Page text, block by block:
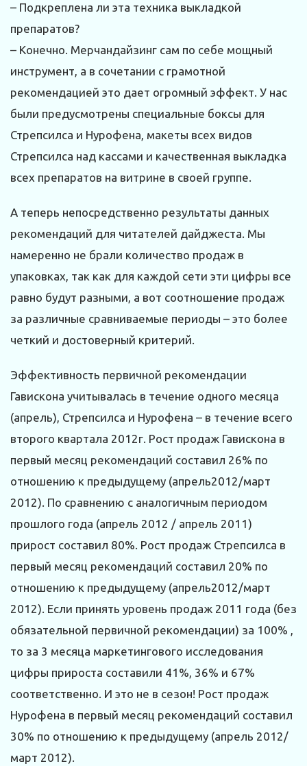
– Подкреплена ли эта техника выкладкой
препаратов?
– Конечно. Мерчандайзинг сам по себе мощный
инструмент, а в сочетании с грамотной
рекомендацией это дает огромный эффект. У нас
были предусмотрены специальные боксы для
Стрепсилса и Нурофена, макеты всех видов
Стрепсилса над кассами и качественная выкладка
всех препаратов на витрине в своей группе.
А теперь непосредственно результаты данных
рекомендаций для читателей дайджеста. Мы
намеренно не брали количество продаж в
упаковках, так как для каждой сети эти цифры все
равно будут разными, а вот соотношение продаж
за различные сравниваемые периоды – это более
четкий и достоверный критерий.
Эффективность первичной рекомендации
Гавискона учитывалась в течение одного месяца
(апрель), Стрепсилса и Нурофена – в течение всего
второго квартала 2012г. Рост продаж Гавискона в
первый месяц рекомендаций составил 26% по
отношению к предыдущему (апрель2012/март
2012). По сравнению с аналогичным периодом
прошлого года (апрель 2012 / апрель 2011)
прирост составил 80%. Рост продаж Стрепсилса в
первый месяц рекомендаций составил 20% по
отношению к предыдущему (апрель2012/март
2012). Если принять уровень продаж 2011 года (без
обязательной первичной рекомендации) за 100% ,
то за 3 месяца маркетингового исследования
цифры прироста составили 41%, 36% и 67%
соответственно. И это не в сезон! Рост продаж
Нурофена в первый месяц рекомендаций составил
30% по отношению к предыдущему (апрель 2012/
март 2012).